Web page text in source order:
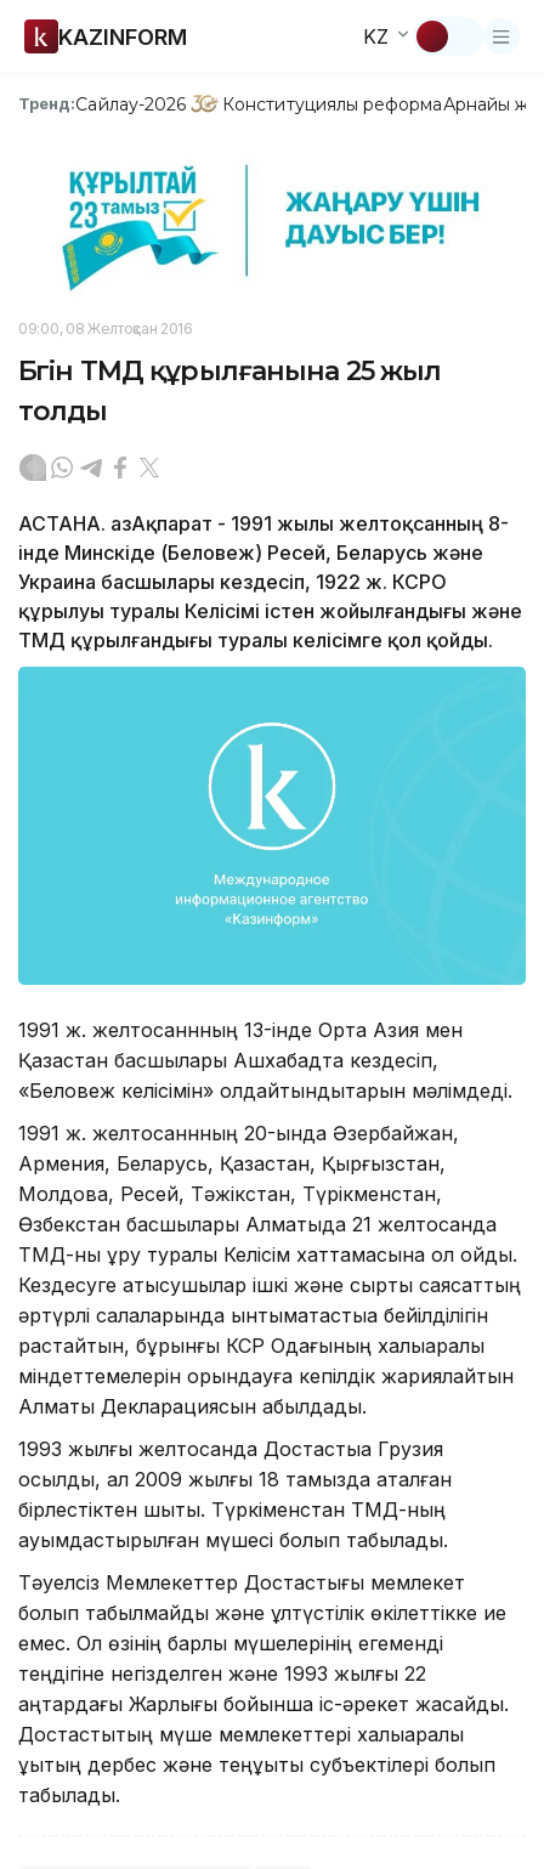
KAZINFORM KZ
Тренд:Сайлау-2026 Конституциялық реформаАрнайы
09:00, 08 Желтоқсан 2016
Бүгін ТМД құрылғанына 25 жыл
толды
АСТАНА. ҚазАқпарат - 1991 жылы желтоқсанның 8-
інде Минскіде (Беловеж) Ресей, Беларусь және
Украина басшылары кездесіп, 1922 ж. КСРО
құрылуы туралы Келісімі істен жойылғандығы және
ТМД құрылғандығы туралы келісімге қол қойды.
1991 ж. желтоқсаннның 13-інде Орта Азия мен
Қазақстан басшылары Ашхабадта кездесіп,
«Беловеж келісімін» қолдайтындықтарын мәлімдеді.
1991 ж. желтоқсаннның 20-ында Әзербайжан,
Армения, Беларусь, Қазақстан, Қырғызстан,
Молдова, Ресей, Тәжікстан, Түрікменстан,
Өзбекстан басшылары Алматыда 21 желтоқсанда
ТМД-ны құру туралы Келісім хаттамасына қол қойды.
Кездесуге қатысушылар ішкі және сыртқы саясаттың
әртүрлі салаларында ынтымақтастыққа бейілділігін
растайтын, бұрынғы КСР Одағының халықаралық
міндеттемелерін орындауға кепілдік жариялайтын
Алматы Декларациясын қабылдады.
1993 жылғы желтоқсанда Достастыққа Грузия
қосылды, ал 2009 жылғы 18 тамызда аталған
бірлестіктен шықты. Түркіменстан ТМД-ның
қауымдастырылған мүшесі болып табылады.
Тәуелсіз Мемлекеттер Достастығы мемлекет
болып табылмайды және ұлтүстілік өкілеттікке ие
емес. Ол өзінің барлық мүшелерінің егеменді
теңдігіне негізделген және 1993 жылғы 22
қаңтардағы Жарлығы бойынша іс-әрекет жасайды.
Достастықтың мүше мемлекеттері халықаралық
құқықтың дербес және теңқұқықты субъектілері болып
табылады.